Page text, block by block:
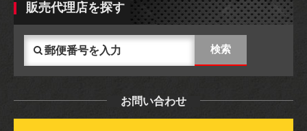
販売代理店を探す
お問い合わせ